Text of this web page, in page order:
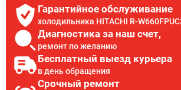
Гарантийное обслуживание
холодильника HITACHI R-
Диагностика за наш счет,
ремонт по желанию
Бесплатный выезд курьера
в день обращения
Срочный ремонт